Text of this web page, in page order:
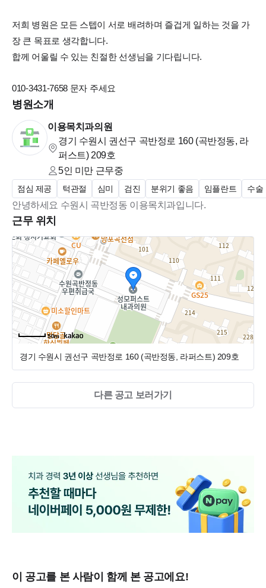
저희 병원은 모든 스텝이 서로 배려하며 즐겁게 일하는 것을 가
장 큰 목표로 생각합니다.
합께 어울릴 수 있는 친절한 선생님을 기다립니다.
010-3431-7658 문자 주세요
병원소개
이용목치과의원
경기 수원시 권선구 곡반정로 160 (곡반정동, 라
퍼스트) 209호
5인 미만 근무중
점심 제공 턱관절 심미 검진 분위기 좋음 임플란트 수술
안녕하세요 수원시 곡반정동 이용목치과입니다.
근무 위치
50m
경기 수원시 권선구 곡반정로 160 (곡반정동, 라퍼스트) 209호
다른 공고 보러가기
이 공고를 본 사람이 함께 본 공고에요!